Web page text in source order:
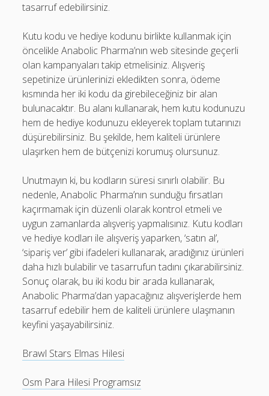
tasarruf edebilirsiniz.
Kutu kodu ve hediye kodunu birlikte kullanmak için
öncelikle Anabolic Pharma’nın web sitesinde geçerli
olan kampanyaları takip etmelisiniz. Alışveriş
sepetinize ürünlerinizi ekledikten sonra, ödeme
kısmında her iki kodu da girebileceğiniz bir alan
bulunacaktır. Bu alanı kullanarak, hem kutu kodunuzu
hem de hediye kodunuzu ekleyerek toplam tutarınızı
düşürebilirsiniz. Bu şekilde, hem kaliteli ürünlere
ulaşırken hem de bütçenizi korumuş olursunuz.
Unutmayın ki, bu kodların süresi sınırlı olabilir. Bu
nedenle, Anabolic Pharma’nın sunduğu fırsatları
kaçırmamak için düzenli olarak kontrol etmeli ve
uygun zamanlarda alışveriş yapmalısınız. Kutu kodları
ve hediye kodları ile alışveriş yaparken, ‘satın al’,
‘sipariş ver’ gibi ifadeleri kullanarak, aradığınız ürünleri
daha hızlı bulabilir ve tasarrufun tadını çıkarabilirsiniz.
Sonuç olarak, bu iki kodu bir arada kullanarak,
Anabolic Pharma’dan yapacağınız alışverişlerde hem
tasarruf edebilir hem de kaliteli ürünlere ulaşmanın
keyfini yaşayabilirsiniz.
Brawl Stars Elmas Hilesi
Osm Para Hilesi Programsız